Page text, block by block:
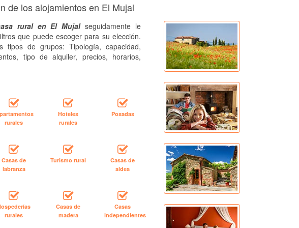
de los alojamientos en El Mujal
rural en El Mujalseguidamente le
que puede escoger para su elección.
tipos de grupos: Tipología, capacidad,
tipo de alquiler, precios, horarios,
rurales
Hoteles
rurales
Posadas
Casas de
labranza
Turismo rural
Casas de
aldea
rurales
Casas de
madera
Casas
independientes